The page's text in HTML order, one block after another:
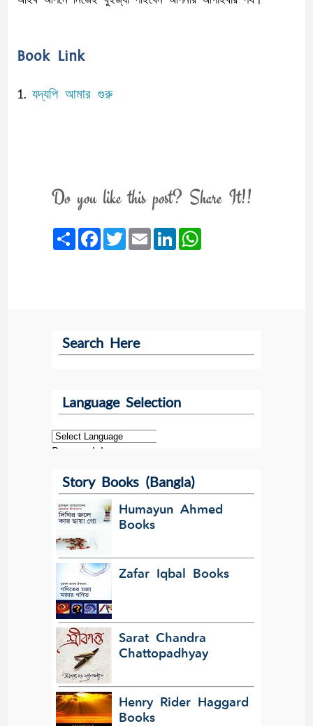
Book Link
1. যদ্যপি আমার গুরু
Do you like this post? Share It!!
ShareFacebook
TwitterEmailLinkedIn
Search Here
Language Selection
Powered by
Translate
Story Books (Bangla)
Humayun Ahmed
Books
Zafar Iqbal Books
Sarat Chandra
Chattopadhyay
Henry Rider Haggard
Books